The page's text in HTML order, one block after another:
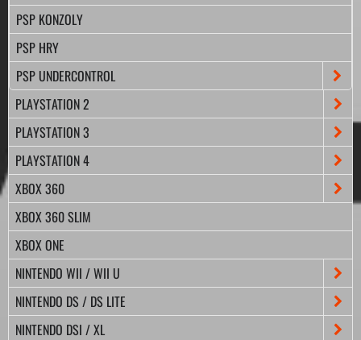
PSP KONZOLY
PSP HRY
PSP UNDERCONTROL
PLAYSTATION 2
PLAYSTATION 3
PLAYSTATION 4
XBOX 360
XBOX 360 SLIM
XBOX ONE
NINTENDO WII / WII U
NINTENDO DS / DS LITE
NINTENDO DSI / XL